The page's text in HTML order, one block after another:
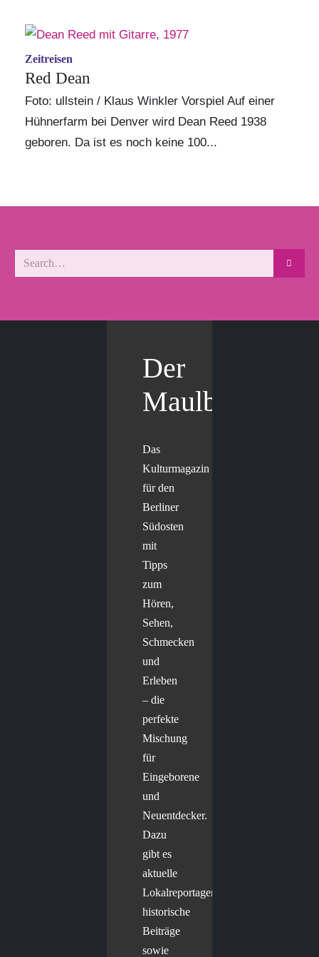
Zeitreisen
Red Dean
Foto: ullstein / Klaus Winkler Vorspiel Auf einer
Hühnerfarm bei Denver wird Dean Reed 1938
geboren. Da ist es noch keine 100...
Der
Maulbär
Das
Kulturmagazin
für den
Berliner
Südosten
mit
Tipps
zum
Hören,
Sehen,
Schmecken
und
Erleben
– die
perfekte
Mischung
für
Eingeborene
und
Neuentdecker.
Dazu
gibt es
aktuelle
Lokalreportagen,
historische
Beiträge
sowie